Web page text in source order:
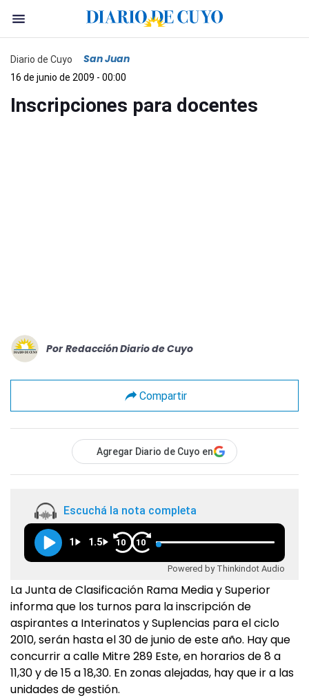
Diario de Cuyo San Juan
16 de junio de 2009 - 00:00
Inscripciones para docentes
Por Redacción Diario de Cuyo
Compartir
Agregar Diario de Cuyo en
Escuchá la nota completa
1 1.5 10 10
Powered by Thinkindot Audio
La Junta de Clasificación Rama Media y Superior
informa que los turnos para la inscripción de
aspirantes a Interinatos y Suplencias para el ciclo
2010, serán hasta el 30 de junio de este año. Hay que
concurrir a calle Mitre 289 Este, en horarios de 8 a
11,30 y de 15 a 18,30. En zonas alejadas, hay que ir a las
unidades de gestión.